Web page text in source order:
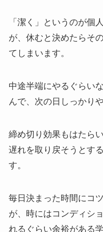
「潔く」というのが個
が、休むと決めたらそ
てしまいます。
中途半端にやるぐらい
んで、次の日しっかり
締め切り効果もはたら
遅れを取り戻そうとす
す。
毎日決まった時間にコ
が、時にはコンディシ
れるぐらい余裕がある